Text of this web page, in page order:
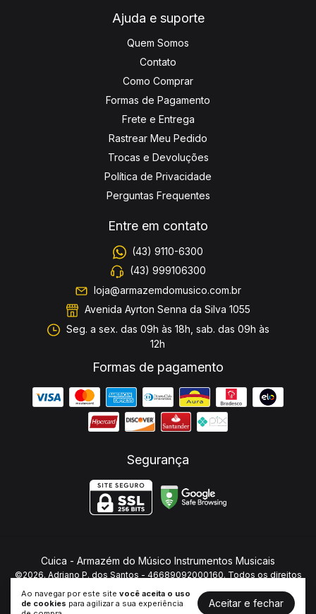
Ao navegar por este site você aceita o uso
de cookies para agilizar a sua experiência
Aceitar e fechar
Ajuda e suporte
Quem Somos
Contato
Como Comprar
Formas de Pagamento
Frete e Entrega
Rastrear Meu Pedido
Trocas e Devoluções
Política de Privacidade
Perguntas Frequentes
Entre em contato
(43) 9110-6300
(43) 999106300
loja@armazemdomusico.com.br
Avenida Ayrton Senna da Silva 1055
Seg. a sex. das 09h às 18h, sab. das 09h às
12h
Formas de pagamento
Segurança
Cuica - Armazém do Músico Instrumentos Musicais
©2026. Adriano P. dos Santos - 46689092000160. Todos os direitos